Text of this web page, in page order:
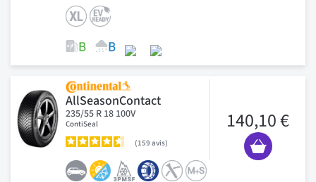
AllSeasonContact
235/55 R 18 100V
ContiSeal
159 avis
140,10 €